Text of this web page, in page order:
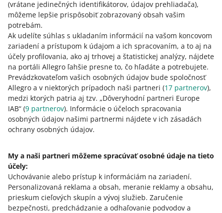
(vrátane jedinečných identifikátorov, údajov prehliadača),
môžeme lepšie prispôsobiť zobrazovaný obsah vašim
potrebám.
Ak udelíte súhlas s ukladaním informácií na vašom koncovom
zariadení a prístupom k údajom a ich spracovaním, a to aj na
účely profilovania, ako aj trhovej a štatistickej analýzy, nájdete
na portáli Allegro ľahšie presne to, čo hľadáte a potrebujete.
Prevádzkovateľom vašich osobných údajov bude spoločnosť
Allegro a v niektorých prípadoch naši partneri (17 partnerov),
medzi ktorých patria aj tzv. „Dôveryhodní partneri Europe
IAB“ (9 partnerov). Informácie o účeloch spracovania
osobných údajov našimi partnermi nájdete v ich zásadách
ochrany osobných údajov.
My a naši partneri môžeme spracúvať osobné údaje na tieto
účely:
Uchovávanie alebo prístup k informáciám na zariadení.
Personalizovaná reklama a obsah, meranie reklamy a obsahu,
prieskum cieľových skupín a vývoj služieb. Zaručenie
bezpečnosti, predchádzanie a odhaľovanie podvodov a
19. júla nadobudne účinnosť nariadenie ESPR (Ecodesign
for Sustainable Products Regulation). Zistite, čo to pre
vás znamená.
Nová funkcia v sekcii Hlásenia – pozrite si
odôvodnenia našich rozhodnutí
8. júla 2026 o 9:56
Keď nahlásite nesprávne prepojenie medzi ponukou a
produktom, stav vášho hlásenia si môžete jednoducho
skontrolovať. Dozviete sa tiež, prečo sme sa tak rozhodli.
multibalenia
24. júna 2026 o 13:15
Táto možnosť umožňuje kupujúcim jednoduchšie kúpiť
produkty v sadách produktov – a vy máte šancu predať
viac. Pozrite si podrobnosti.